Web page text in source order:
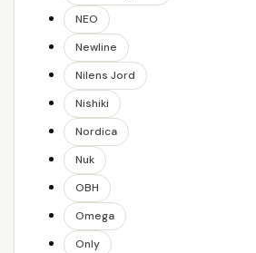
NEO
Newline
Nilens Jord
Nishiki
Nordica
Nuk
OBH
Omega
Only